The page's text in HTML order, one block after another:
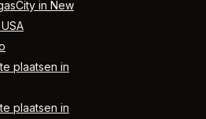
in New
plaatsen in
plaatsen in